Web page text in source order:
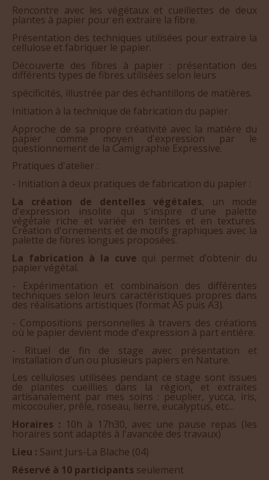
Rencontre avec les végétaux et cueillettes de deux
plantes à papier pour en extraire la fibre.
Présentation des techniques utilisées pour extraire la
cellulose et fabriquer le papier.
Découverte des fibres à papier : présentation des
différents types de fibres utilisées selon leurs
spécificités, illustrée par des échantillons de matières.
Initiation à la technique de fabrication du papier.
Approche de sa propre créativité avec la matière du
papier comme moyen d'expression par le
questionnement de la Camigraphie Expressive.
Pratiques d'atelier :
- Initiation à deux pratiques de fabrication du papier :
La création de dentelles végétales, un mode
d'expression insolite qui s'inspire d'une palette
végétale riche et variée en teintes et en textures.
Création d'ornements et de motifs graphiques avec la
palette de fibres longues proposées.
La fabrication à la cuve qui permet d’obtenir du
papier végétal.
- Expérimentation et combinaison des différentes
techniques selon leurs caractéristiques propres dans
des réalisations artistiques (format A5 puis A3).
- Compositions personnelles à travers des créations
où le papier devient mode d'expression à part entière.
- Rituel de fin de stage avec présentation et
installation d’un ou plusieurs papiers en Nature.
Les celluloses utilisées pendant ce stage sont issues
de plantes cueillies dans la région, et extraites
artisanalement par mes soins : peuplier, yucca, iris,
micocoulier, prêle, roseau, lierre, eucalyptus, etc...
Horaires : 10h à 17h30, avec une pause repas (les
horaires sont adaptés à l'avancée des travaux)
Lieu : Saint Jurs-La Blache (04)
Réservé à 10 participants seulement